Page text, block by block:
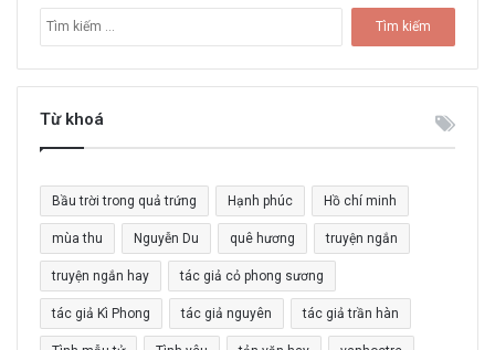
m
k
c
h
o
:
Từ khoá
Bầu trời trong quả trứng Hạnh phúc Hồ chí minh
mùa thu Nguyễn Du quê hương truyện ngắn
truyện ngắn hay tác giả cỏ phong sương
tác giả Kì Phong tác giả nguyên tác giả trần hàn